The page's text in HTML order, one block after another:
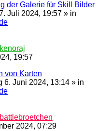
der Galerie für Skill Bilder
Juli 2024, 19:57 » in
kenoraj
19:57
von Karten
6. Juni 2024, 13:14 » in
battlebroetchen
2024, 07:29